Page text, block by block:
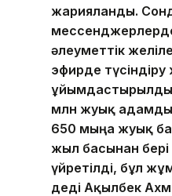
жарияланды.
әлеуметтік
эфирде
ұйымдастырылды.
млн жуық
650 мыңға жуық
жыл басынан бері
үйретілді, бұл
деді Ақылбек